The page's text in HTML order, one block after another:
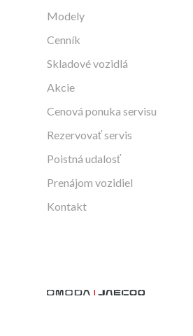
Modely
Cenník
Skladové vozidlá
Akcie
Cenová ponuka servisu
Rezervovať servis
Poistná udalosť
Prenájom vozidiel
Kontakt